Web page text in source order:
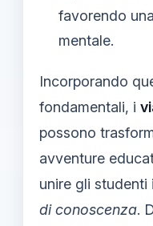
favorendo
mentale.
Incorporando
fondamentali, i
possono
avventure
unire gli studenti
di conoscenza.